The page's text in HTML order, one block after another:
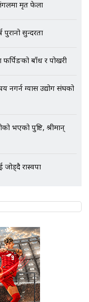
||
CCTV फुटेज
मृत फेला
सुन्दरता
बाँध र पोखरी
नगर्न ग्यास उद्योग संघको
भएको पुष्टि, श्रीमान्
जोड्दै रास्वपा